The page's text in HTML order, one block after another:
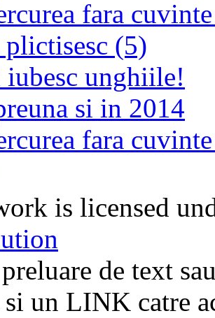
fara
(5)
unghiile!
si in 2014
fara
is licensed
de text
si un LINK catre